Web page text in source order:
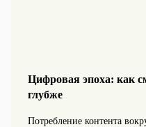
Цифровая эпоха: как
глубже
Потребление контента